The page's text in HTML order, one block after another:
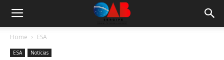
Home ESA
ESA Notícias